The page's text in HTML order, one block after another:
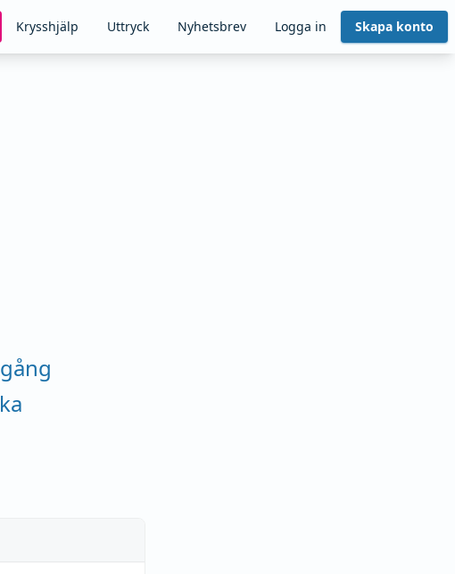
Krysshjälp Uttryck Nyhetsbrev Logga in Skapa konto